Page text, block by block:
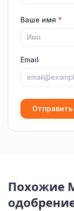
Ваше имя *
Email
Похожие